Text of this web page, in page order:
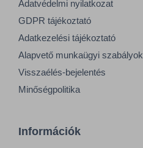
Adatvédelmi nyilatkozat
GDPR tájékoztató
Adatkezelési tájékoztató
Alapvető munkaügyi szabályok
Visszaélés-bejelentés
Minőségpolitika
Információk